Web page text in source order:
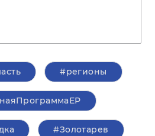
#регионы
#Золотарев